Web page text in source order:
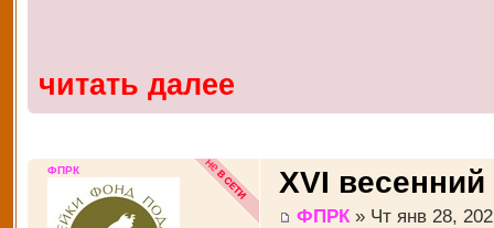
читать далее
XVI
ФПРК » Чт янв 28,
ФПРК